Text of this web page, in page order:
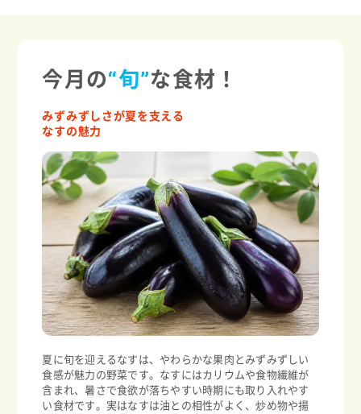
今月の“旬”な食材！
みずみずしさが夏を支える
なすの魅力
夏に旬を迎えるなすは、やわらかな果肉とみずみずしい
食感が魅力の野菜です。なすにはカリウムや食物繊維が
含まれ、暑さで食欲が落ちやすい時期にも取り入れやす
い食材です。実はなすは油との相性がよく、炒め物や揚